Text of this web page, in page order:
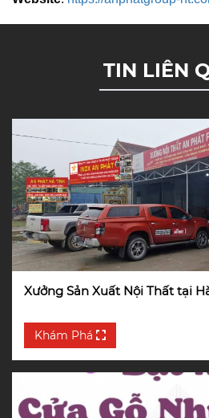
TIN LIÊN
Xưởng Sản Xuất Nội Thất tại
Khám Phá